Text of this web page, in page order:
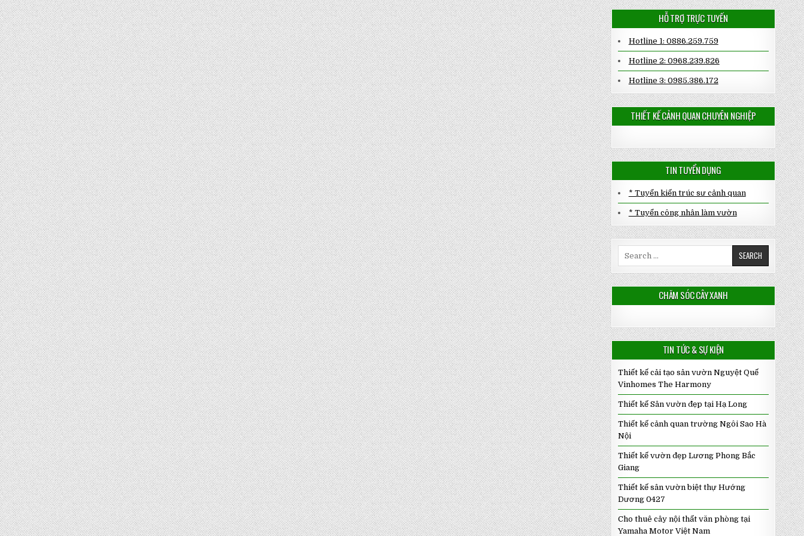
HỖ TRỢ TRỰC TUYẾN
Hotline 1: 0886.259.759
Hotline 2: 0968.239.826
Hotline 3: 0985.386.172
THIẾT KẾ CẢNH QUAN CHUYÊN NGHIỆP
TIN TUYỂN DỤNG
* Tuyển kiến trúc sư cảnh quan
* Tuyển công nhân làm vườn
CHĂM SÓC CÂY XANH
TIN TỨC & SỰ KIỆN
Thiết kế cải tạo sân vườn Nguyệt Quế
Vinhomes The Harmony
Thiết kế Sân vườn đẹp tại Hạ Long
Thiết kế cảnh quan trường Ngôi Sao Hà
Nội
Thiết kế vườn đẹp Lương Phong Bắc
Giang
Thiết kế sân vườn biệt thự Hướng
Dương 0427
Cho thuê cây nội thất văn phòng tại
Yamaha Motor Việt Nam